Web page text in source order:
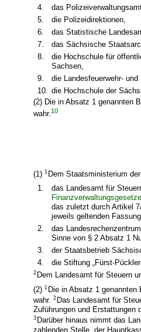
4.
das
5.
die Polizeidirektionen,
6.
das Statistische
7.
das Sächsische
8.
die Hochschule für
Sachsen,
9.
die Landesfeuerwehr-
10.
die Hochschule der
(2) Die in Absatz 1 genannten
wahr.10
(1)1 Dem Staatsministerium
1.
das Landesamt für
das zuletzt durch Artikel
jeweils geltenden
2.
das
Sinne von § 2 Absatz 1
3.
der Staatsbetrieb
4.
die Stiftung „Fürst-
2 Dem Landesamt für Steuern
(2)1 Die in Absatz 1 genannten
wahr.2 Das Landesamt für
Zuführungen und Erstattungen
3 Darüber hinaus nimmt das
zahlenden Stelle, der